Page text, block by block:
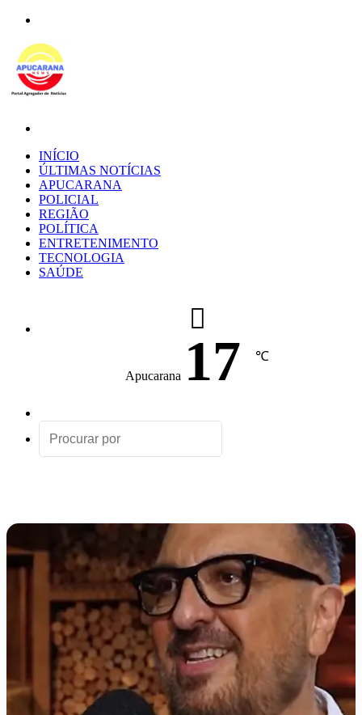
INÍCIO
ÚLTIMAS NOTÍCIAS
APUCARANA
POLICIAL
REGIÃO
POLÍTICA
ENTRETENIMENTO
TECNOLOGIA
SAÚDE
Apucarana 17 ℃
aleatório